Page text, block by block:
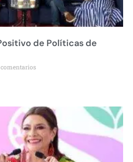
de Políticas de